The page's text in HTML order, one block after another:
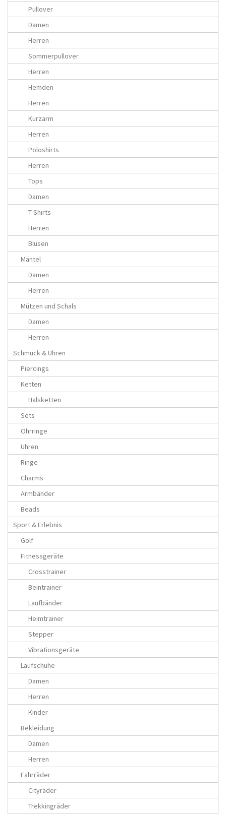
Pullover
Damen
Herren
Sommerpullover
Herren
Hemden
Herren
Kurzarm
Herren
Poloshirts
Herren
Tops
Damen
T-Shirts
Herren
Blusen
Mäntel
Damen
Herren
Mützen und Schals
Damen
Herren
Schmuck & Uhren
Piercings
Ketten
Halsketten
Sets
Ohrringe
Uhren
Ringe
Charms
Armbänder
Beads
Sport & Erlebnis
Golf
Fitnessgeräte
Crosstrainer
Beintrainer
Laufbänder
Heimtrainer
Stepper
Vibrationsgeräte
Laufschuhe
Damen
Herren
Kinder
Bekleidung
Damen
Herren
Fahrräder
Cityräder
Trekkingräder